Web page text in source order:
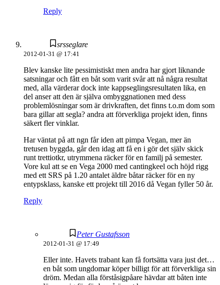
Reply
srsseglare
2012-01-31 @ 17:41
Blev kanske lite pessimistiskt men andra har gjort liknande
satsningar och fått en båt som varit svår att nå några resultat
med, alla värderar dock inte kappseglingsresultaten lika, en
del anser att den är själva ombyggnationen med dess
problemlösningar som är drivkraften, det finns t.o.m dom som
bara gillar att segla? andra att förverkliga projekt iden, finns
säkert fler vinklar.
Har väntat på att ngn får iden att pimpa Vegan, mer än
tretusen byggda, går den idag att få en i gör det själv skick
runt trettiotkr, utrymmena räcker för en familj på semester.
Vore kul att se en Vega 2000 med cantingkeel och höjd rigg
med ett SRS på 1.20 antalet äldre båtar räcker för en ny
entypsklass, kanske ett projekt till 2016 då Vegan fyller 50 år.
Reply
Peter Gustafsson
2012-01-31 @ 17:49
Eller inte. Havets trabant kan få fortsätta vara just det…
en båt som ungdomar köper billigt för att förverkliga sin
dröm. Medan alla förståsigpåare hävdar att båten inte